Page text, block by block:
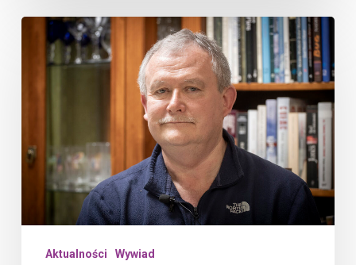
„Fasty
kolejne
–
Wiesław
Aktualności Wywiad